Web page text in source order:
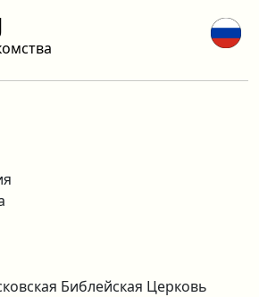
Библейская Церковь